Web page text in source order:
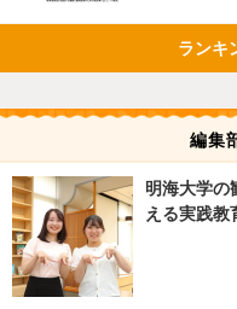
ランキ
編集
明海大学の
える実践教